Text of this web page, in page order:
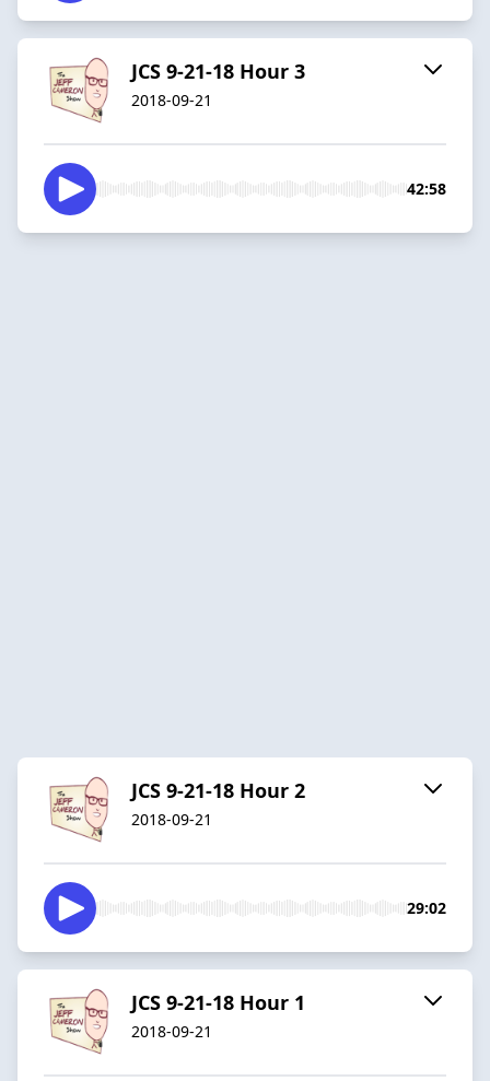
JCS 9-21-18 Hour 3
2018-09-21
42:58
JCS 9-21-18 Hour 2
2018-09-21
29:02
JCS 9-21-18 Hour 1
2018-09-21